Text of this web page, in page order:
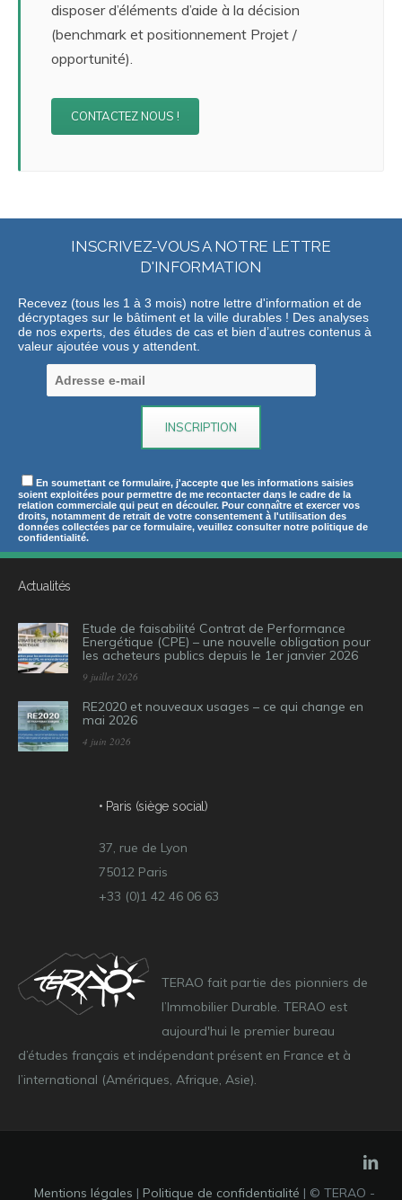
disposer d’éléments d’aide à la décision
(benchmark et positionnement Projet /
opportunité).
CONTACTEZ NOUS !
INSCRIVEZ-VOUS A NOTRE LETTRE
D'INFORMATION
Recevez (tous les 1 à 3 mois) notre lettre d'information et de
décryptages sur le bâtiment et la ville durables ! Des analyses
de nos experts, des études de cas et bien d’autres contenus à
valeur ajoutée vous y attendent.
En soumettant ce formulaire, j'accepte que les informations saisies
soient exploitées pour permettre de me recontacter dans le cadre de la
relation commerciale qui peut en découler. Pour connaître et exercer vos
droits, notamment de retrait de votre consentement à l'utilisation des
données collectées par ce formulaire, veuillez consulter notre politique de
confidentialité.
Actualités
Etude de faisabilité Contrat de Performance
Energétique (CPE) – une nouvelle obligation pour
les acheteurs publics depuis le 1er janvier 2026
9 juillet 2026
RE2020 et nouveaux usages – ce qui change en
mai 2026
4 juin 2026
• Paris (siège social)
37, rue de Lyon
75012 Paris
+33 (0)1 42 46 06 63
TERAO fait partie des pionniers de
l’Immobilier Durable. TERAO est
aujourd'hui le premier bureau
d’études français et indépendant présent en France et à
l’international (Amériques, Afrique, Asie).
Mentions légales | Politique de confidentialité | © TERAO -